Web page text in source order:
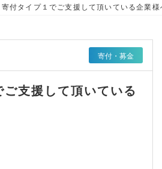
寄付タイプ１でご支援して頂いている企業様
寄付・募金
支援して頂いている